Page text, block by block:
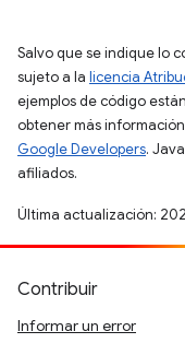
Salvo que se indique lo
sujeto a la licencia
ejemplos de código
obtener más
Google Developers.
afiliados.
Última actualización:
Contribuir
Informar un error